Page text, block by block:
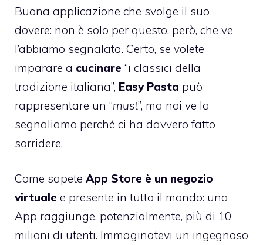
Buona applicazione che svolge il suo
dovere: non è solo per questo, però, che ve
l’abbiamo segnalata. Certo, se volete
imparare a cucinare “i classici della
tradizione italiana”, Easy Pasta può
rappresentare un “must”, ma noi ve la
segnaliamo perché ci ha davvero fatto
sorridere.
Come sapete App Store è un negozio
virtuale e presente in tutto il mondo: una
App raggiunge, potenzialmente, più di 10
milioni di utenti. Immaginatevi un ingegnoso